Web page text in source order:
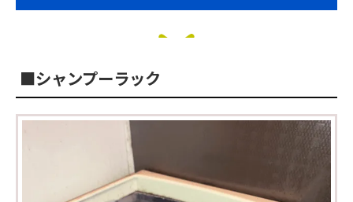
■シャンプーラック